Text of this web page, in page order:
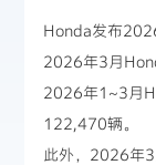
赛事运动
Honda发布
2026年3月
2026年1~3月
122,470辆。
此外，2026年